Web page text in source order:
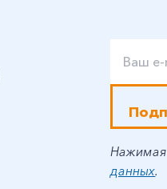
Ваш e-
Нажимая
данных.